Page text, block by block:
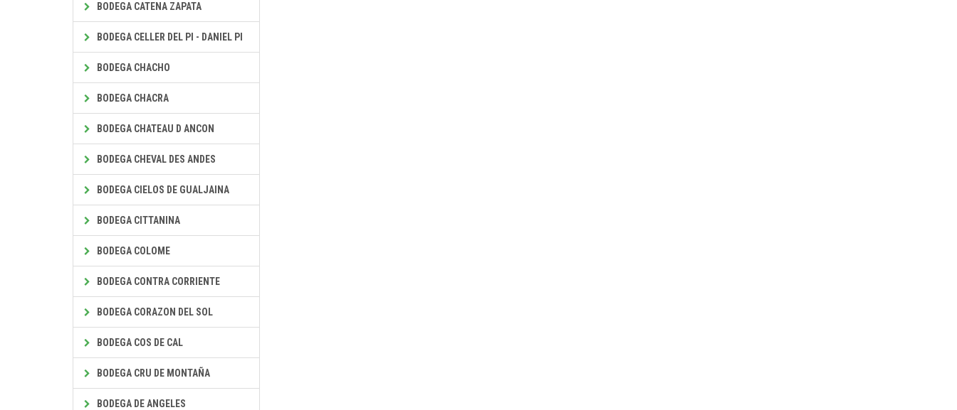
BODEGA CATENA ZAPATA
BODEGA CELLER DEL PI - DANIEL PI
BODEGA CHACHO
BODEGA CHACRA
BODEGA CHATEAU D ANCON
BODEGA CHEVAL DES ANDES
BODEGA CIELOS DE GUALJAINA
BODEGA CITTANINA
BODEGA COLOME
BODEGA CONTRA CORRIENTE
BODEGA CORAZON DEL SOL
BODEGA COS DE CAL
BODEGA CRU DE MONTAÑA
BODEGA DE ANGELES